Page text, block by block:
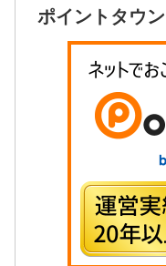
ポイントタウン